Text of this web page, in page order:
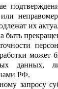
их
быть
может
данных,
РФ.
запросу